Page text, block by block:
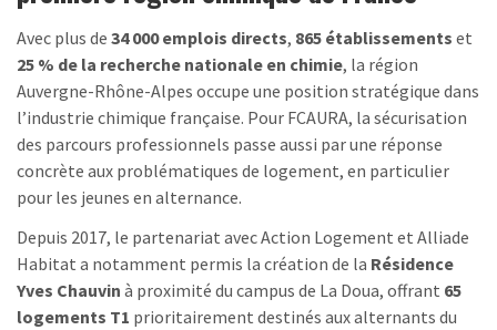
Avec plus de 34 000 emplois directs, 865 établissements et
25 % de la recherche nationale en chimie, la région
Auvergne-Rhône-Alpes occupe une position stratégique dans
l’industrie chimique française. Pour FCAURA, la sécurisation
des parcours professionnels passe aussi par une réponse
concrète aux problématiques de logement, en particulier
pour les jeunes en alternance.
Depuis 2017, le partenariat avec Action Logement et Alliade
Habitat a notamment permis la création de la Résidence
Yves Chauvin à proximité du campus de La Doua, offrant 65
logements T1 prioritairement destinés aux alternants du